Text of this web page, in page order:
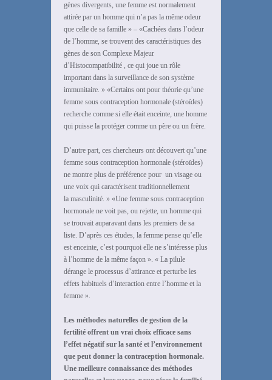
gènes divergents, une femme est normalement
attirée par un homme qui n’a pas la même odeur
que celle de sa famille » – «Cachées dans l’odeur
de l’homme, se trouvent des caractéristiques des
gènes de son Complexe Majeur
d’Histocompatibilité , ce qui joue un rôle
important dans la surveillance de son système
immunitaire. » «Certains ont pour théorie qu’une
femme sous contraception hormonale (stéroïdes)
recherche comme si elle était enceinte, une homme
qui puisse la protéger comme un père ou un frère.
D’autre part, ces chercheurs ont découvert qu’une
femme sous contraception hormonale (stéroïdes)
ne montre plus de préférence pour un visage ou
une voix qui caractérisent traditionnellement
la masculinité. » «Une femme sous contraception
hormonale ne voit pas, ou rejette, un homme qui
se trouvait auparavant dans les premiers de sa
liste. D’après ces études, la femme pense qu’elle
est enceinte, c’est pourquoi elle ne s’intéresse plus
à l’homme de la même façon ». « La pilule
dérange le processus d’attirance et perturbe les
effets habituels d’interaction entre l’homme et la
femme ».
Les méthodes naturelles de gestion de la
fertilité offrent un vrai choix efficace sans
l’effet négatif sur la santé et l’environnement
que peut donner la contraception hormonale.
Une meilleure connaissance des méthodes